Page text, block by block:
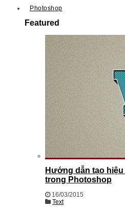
Photoshop
Featured
Hướng dẫn tạo
trong Photoshop
16/03/2015
Text